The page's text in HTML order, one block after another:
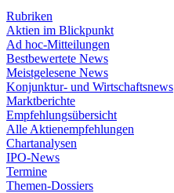
Rubriken
Aktien im Blickpunkt
Ad hoc-Mitteilungen
Bestbewertete News
Meistgelesene News
Konjunktur- und Wirtschaftsnews
Marktberichte
Empfehlungsübersicht
Alle Aktienempfehlungen
Chartanalysen
IPO-News
Termine
Themen-Dossiers